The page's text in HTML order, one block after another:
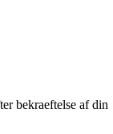
bekraeftelse af din